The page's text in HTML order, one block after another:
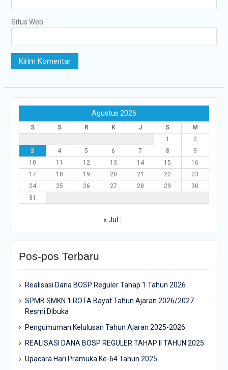
Situs Web
Agustus 2026
S S R K J S
M
1
2
3
4 5 6 7 8
9
10
11 12 13 14 15
16
17
18 19 20 21 22
23
24
25 26 27 28 29
30
31
« Jul
Pos-pos Terbaru
Realisasi Dana BOSP Reguler Tahap 1 Tahun 2026
SPMB SMKN 1 ROTA Bayat Tahun Ajaran 2026/2027
Resmi Dibuka
Pengumuman Kelulusan Tahun Ajaran 2025-2026
REALISASI DANA BOSP REGULER TAHAP II TAHUN 2025
Upacara Hari Pramuka Ke-64 Tahun 2025